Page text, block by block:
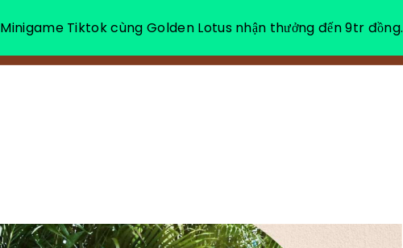
소개
Minigame Tiktok cùng Golden Lotus nhận thưởng đến 9tr đồng.